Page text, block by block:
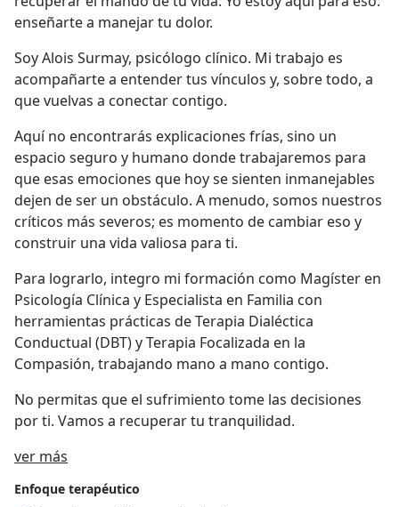
enseñarte a manejar tu dolor.
Soy Alois Surmay, psicólogo clínico. Mi trabajo es
acompañarte a entender tus vínculos y, sobre todo, a
que vuelvas a conectar contigo.
Aquí no encontrarás explicaciones frías, sino un
espacio seguro y humano donde trabajaremos para
que esas emociones que hoy se sienten inmanejables
dejen de ser un obstáculo. A menudo, somos nuestros
críticos más severos; es momento de cambiar eso y
construir una vida valiosa para ti.
Para lograrlo, integro mi formación como Magíster en
Psicología Clínica y Especialista en Familia con
herramientas prácticas de Terapia Dialéctica
Conductual (DBT) y Terapia Focalizada en la
Compasión, trabajando mano a mano contigo.
No permitas que el sufrimiento tome las decisiones
por ti. Vamos a recuperar tu tranquilidad.
ver más
Enfoque terapéutico